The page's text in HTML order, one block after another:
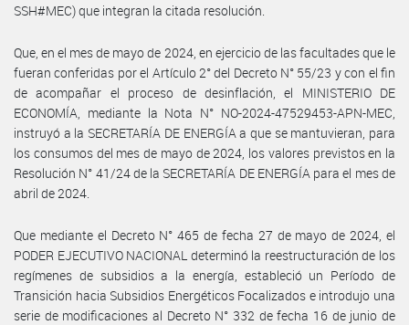
SSH#MEC) que integran la citada resolución.
Que, en el mes de mayo de 2024, en ejercicio de las facultades que le
fueran conferidas por el Artículo 2° del Decreto N° 55/23 y con el fin
de acompañar el proceso de desinflación, el MINISTERIO DE
ECONOMÍA, mediante la Nota N° NO-2024-47529453-APN-MEC,
instruyó a la SECRETARÍA DE ENERGÍA a que se mantuvieran, para
los consumos del mes de mayo de 2024, los valores previstos en la
Resolución N° 41/24 de la SECRETARÍA DE ENERGÍA para el mes de
abril de 2024.
Que mediante el Decreto N° 465 de fecha 27 de mayo de 2024, el
PODER EJECUTIVO NACIONAL determinó la reestructuración de los
regímenes de subsidios a la energía, estableció un Período de
Transición hacia Subsidios Energéticos Focalizados e introdujo una
serie de modificaciones al Decreto N° 332 de fecha 16 de junio de